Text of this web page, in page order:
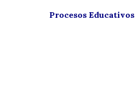
Procesos Educativos